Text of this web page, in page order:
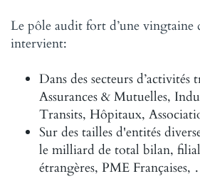
Le pôle audit fort d’une vingtaine
intervient:
Dans des secteurs d’activités
Assurances & Mutuelles,
Transits, Hôpitaux,
Sur des tailles d'entités
le milliard de total bilan,
étrangères, PME